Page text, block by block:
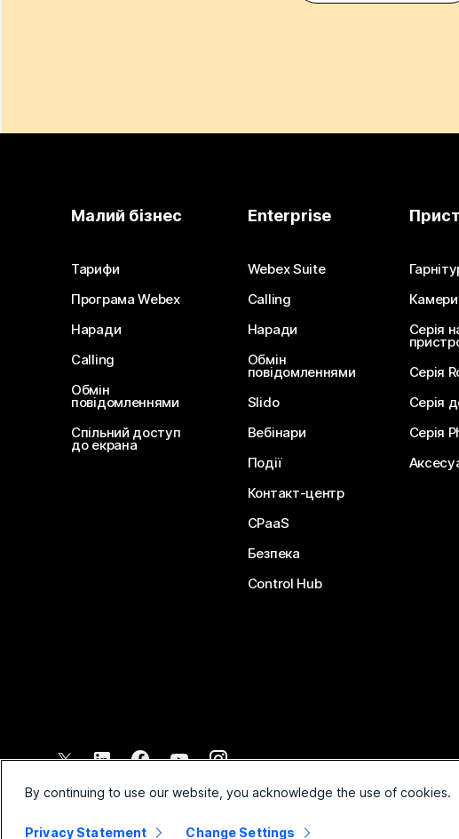
Малий бізнес
Тарифи
Програма Webex
Наради
Calling
Обмін
повідомленнями
Спільний доступ
до екрана
Enterprise
Webex Suite
Calling
Наради
Обмін
повідомленнями
Slido
Вебінари
Події
Контакт-центр
CPaaS
Безпека
Control Hub
Камери
Серія
Серія
Серія
Серія
2026 Cisco і (або) афілійовані компанії. Усі права захищено.
By continuing to use our website, you acknowledge the use of cookies.
Privacy Statement Change Settings